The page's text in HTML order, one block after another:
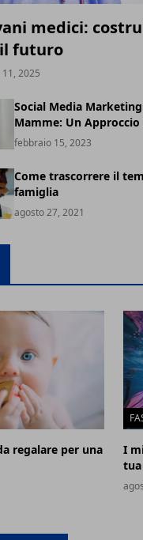
medici:
futuro
2025
Social Media
Mamme: Un Approccio
febbraio 15, 2023
Come trascorrere il
famiglia
agosto 27, 2021
regalare per una
I